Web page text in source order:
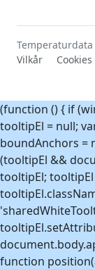
Vilkår
Cookies
(function () { if
tooltipEl = null;
boundAnchors =
(tooltipEl &&
tooltipEl;
function